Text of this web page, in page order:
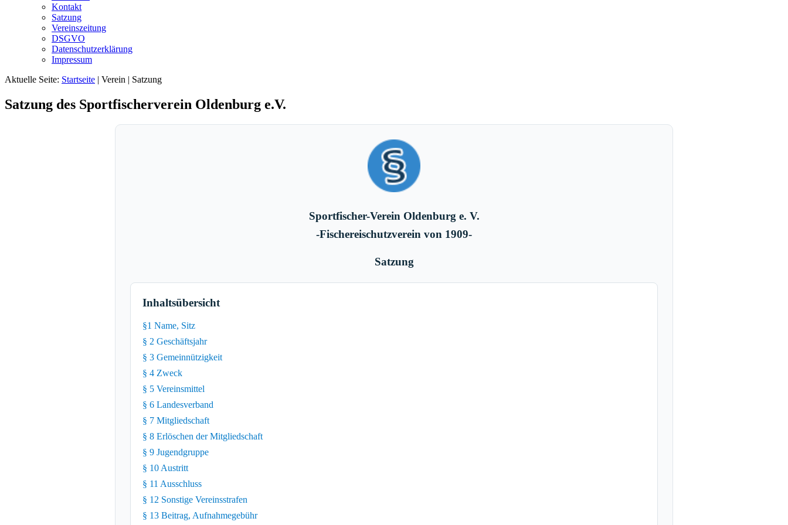
Kontakt
Satzung
Vereinszeitung
DSGVO
Datenschutzerklärung
Impressum
Aktuelle Seite: Startseite | Verein | Satzung
Satzung des Sportfischerverein Oldenburg e.V.
Sportfischer-Verein Oldenburg e. V.
-Fischereischutzverein von 1909-
Satzung
Inhaltsübersicht
§1 Name, Sitz
§ 2 Geschäftsjahr
§ 3 Gemeinnützigkeit
§ 4 Zweck
§ 5 Vereinsmittel
§ 6 Landesverband
§ 7 Mitgliedschaft
§ 8 Erlöschen der Mitgliedschaft
§ 9 Jugendgruppe
§ 10 Austritt
§ 11 Ausschluss
§ 12 Sonstige Vereinsstrafen
§ 13 Beitrag, Aufnahmegebühr